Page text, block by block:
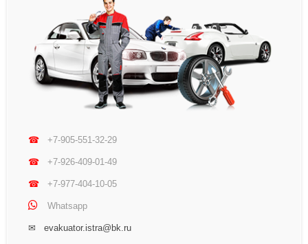
☎ +7-905-551-32-29
☎ +7-926-409-01-49
☎ +7-977-404-10-05
Whatsapp
✉ evakuator.istra@bk.ru